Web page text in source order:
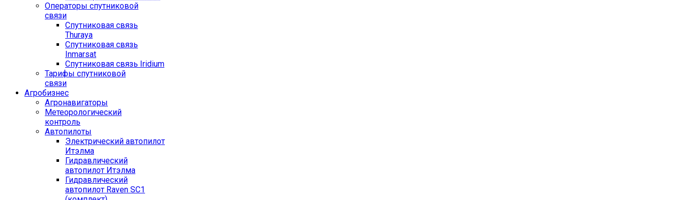
Операторы спутниковой
связи
Спутниковая связь
Thuraya
Спутниковая связь
Inmarsat
Спутниковая связь Iridium
Тарифы спутниковой
связи
Агробизнес
Агронавигаторы
Метеорологический
контроль
Автопилоты
Электрический автопилот
Итэлма
Гидравлический
автопилот Итэлма
Гидравлический
автопилот Raven SC1